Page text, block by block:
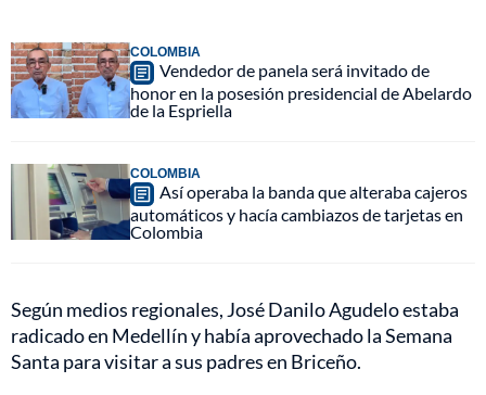
COLOMBIA
Vendedor de panela será invitado de
honor en la posesión presidencial de Abelardo
de la Espriella
COLOMBIA
Así operaba la banda que alteraba cajeros
automáticos y hacía cambiazos de tarjetas en
Colombia
Según medios regionales, José Danilo Agudelo estaba
radicado en Medellín y había aprovechado la Semana
Santa para visitar a sus padres en Briceño.